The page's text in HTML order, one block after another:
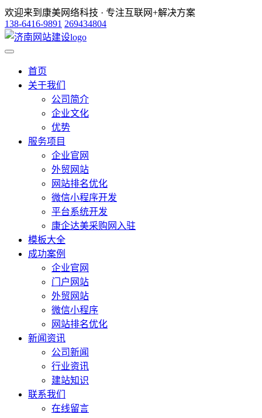
欢迎来到康美网络科技 · 专注互联网+解决方案
138-6416-9891 269434804
首页
关于我们
公司简介
企业文化
优势
服务项目
企业官网
外贸网站
网站排名优化
微信小程序开发
平台系统开发
康企达美采购网入驻
模板大全
成功案例
企业官网
门户网站
外贸网站
微信小程序
网站排名优化
新闻资讯
公司新闻
行业资讯
建站知识
联系我们
在线留言